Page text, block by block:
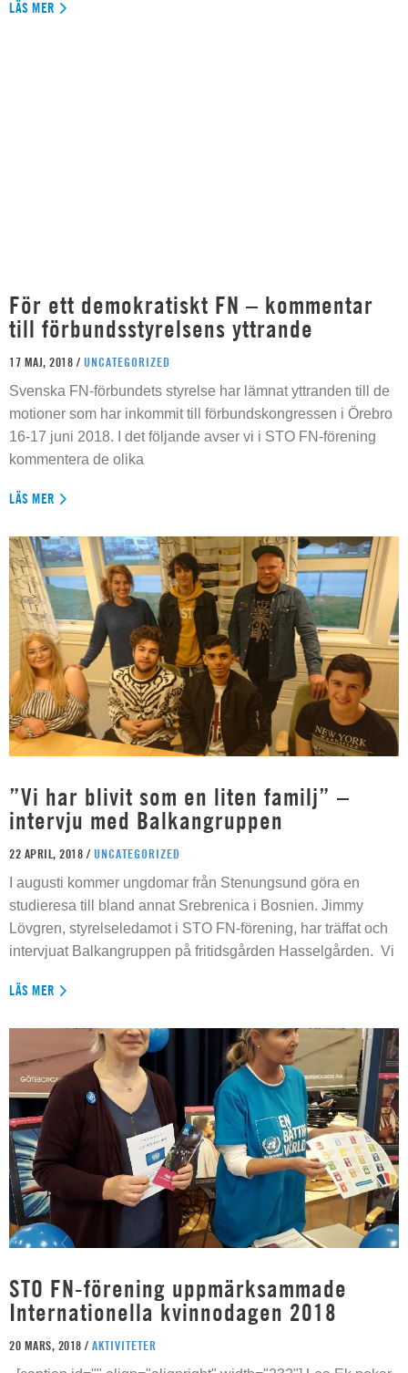
LÄS MER
För ett demokratiskt FN – kommentar
till förbundsstyrelsens yttrande
17 MAJ, 2018 / UNCATEGORIZED
Svenska FN-förbundets styrelse har lämnat yttranden till de
motioner som har inkommit till förbundskongressen i Örebro
16-17 juni 2018. I det följande avser vi i STO FN-förening
kommentera de olika
LÄS MER
”Vi har blivit som en liten familj” –
intervju med Balkangruppen
22 APRIL, 2018 / UNCATEGORIZED
I augusti kommer ungdomar från Stenungsund göra en
studieresa till bland annat Srebrenica i Bosnien. Jimmy
Lövgren, styrelseledamot i STO FN-förening, har träffat och
intervjuat Balkangruppen på fritidsgården Hasselgården. Vi
LÄS MER
STO FN-förening uppmärksammade
Internationella kvinnodagen 2018
20 MARS, 2018 / AKTIVITETER